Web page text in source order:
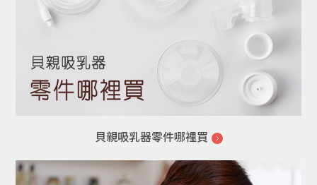
貝親吸乳器零件哪裡買